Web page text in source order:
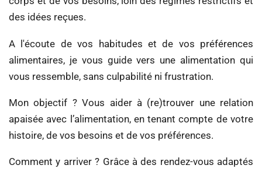
des idées reçues.
A l'écoute de vos habitudes et de vos préférences
alimentaires, je vous guide vers une alimentation qui
vous ressemble, sans culpabilité ni frustration.
Mon objectif ? Vous aider à (re)trouver une relation
apaisée avec l’alimentation, en tenant compte de votre
histoire, de vos besoins et de vos préférences.
Comment y arriver ? Grâce à des rendez-vous adaptés